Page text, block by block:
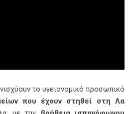
το υγειονομικό προσωπικό
που έχουν στηθεί στη Λα